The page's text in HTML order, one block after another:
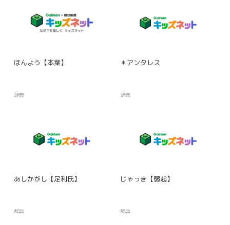
ほんよう【本葉】
辞典
＊アンタレス
辞典
あしかがし【足利氏】
辞典
じゃっき【弱起】
辞典